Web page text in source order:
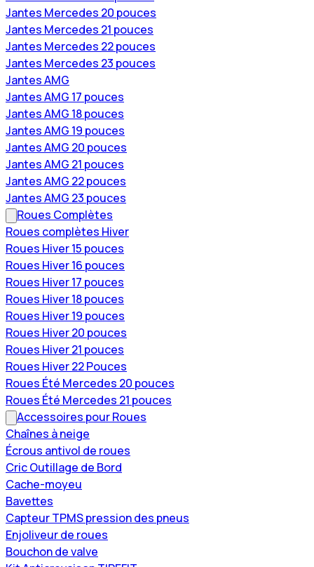
Jantes Mercedes 20 pouces
Jantes Mercedes 21 pouces
Jantes Mercedes 22 pouces
Jantes Mercedes 23 pouces
Jantes AMG
Jantes AMG 17 pouces
Jantes AMG 18 pouces
Jantes AMG 19 pouces
Jantes AMG 20 pouces
Jantes AMG 21 pouces
Jantes AMG 22 pouces
Jantes AMG 23 pouces
Roues Complètes
Roues complètes Hiver
Roues Hiver 15 pouces
Roues Hiver 16 pouces
Roues Hiver 17 pouces
Roues Hiver 18 pouces
Roues Hiver 19 pouces
Roues Hiver 20 pouces
Roues Hiver 21 pouces
Roues Hiver 22 Pouces
Roues Été Mercedes 20 pouces
Roues Été Mercedes 21 pouces
Accessoires pour Roues
Chaînes à neige
Écrous antivol de roues
Cric Outillage de Bord
Cache-moyeu
Bavettes
Capteur TPMS pression des pneus
Enjoliveur de roues
Bouchon de valve